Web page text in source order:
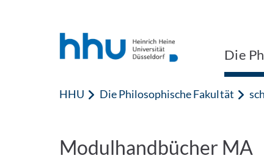
Die
HHU Die Philosophische Fakultät
Modulhandbücher MA